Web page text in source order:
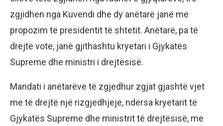
zgjidhen nga Kuvendi dhe dy anëtarë janë me
propozim të presidentit të shtetit. Anëtarë, pa të
drejtë vote, janë gjithashtu kryetari i Gjykatës
Supreme dhe ministri i drejtësisë.
Mandati i anëtarëve të zgjedhur zgjat gjashtë vjet
me të drejtë një rizgjedhjeje, ndërsa kryetarit të
Gjykatës Supreme dhe ministrit të drejtësisë, me